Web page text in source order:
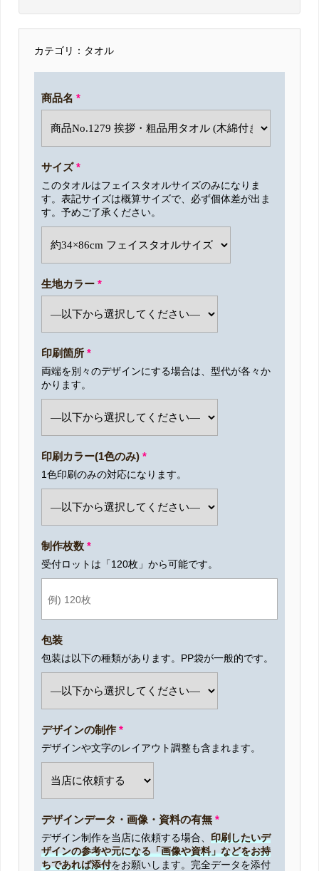
カテゴリ：タオル
商品名 *
サイズ*
このタオルはフェイスタオルサイズのみになりま
す。表記サイズは概算サイズで、必ず個体差が出ま
す。予めご了承ください。
生地カラー*
印刷箇所*
両端を別々のデザインにする場合は、型代が各々か
かります。
印刷カラー(1色のみ)*
1色印刷のみの対応になります。
制作枚数*
受付ロットは「120枚」から可能です。
包装
包装は以下の種類があります。PP袋が一般的です。
デザインの制作*
デザインや文字のレイアウト調整も含まれます。
デザインデータ・画像・資料の有無*
デザイン制作を当店に依頼する場合、 印刷したいデ
ザインの参考や元になる「画像や資料」などをお持
ちであれば添付をお願いします。完全データを添付